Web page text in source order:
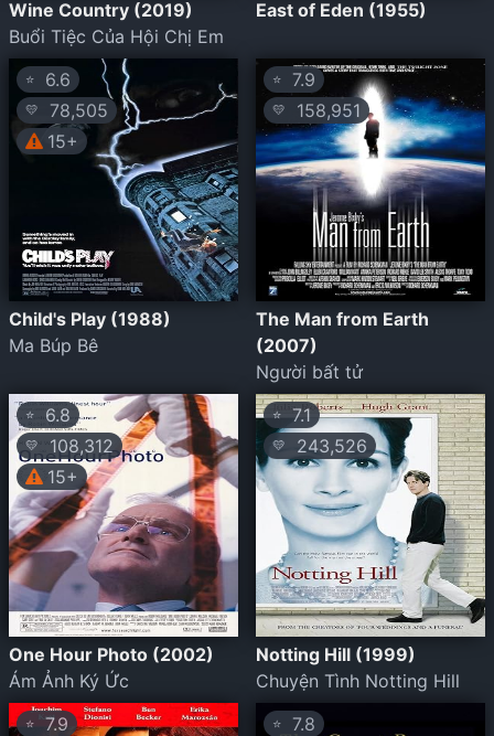
Wine Country (2019)
Buổi Tiệc Của Hội Chị Em
East of Eden (1955)
⭐ 6.6
💛
78,505
15+
Child's Play (1988)
Ma Búp Bê
⭐ 7.9
💛 158,951
The Man from Earth
(2007)
Người bất tử
⭐ 6.8
💛
108,312
15+
One Hour Photo (2002)
Ám Ảnh Ký Ức
⭐7.1
💛 243,526
Notting Hill (1999)
Chuyện Tình Notting Hill
⭐7.9 ⭐ 7.8